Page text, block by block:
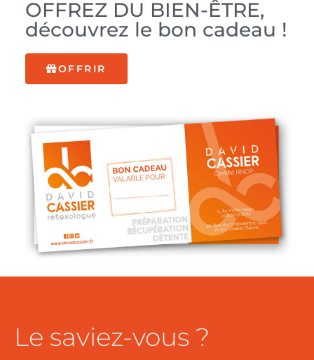
OFFREZ DU BIEN-ÊTRE,
découvrez le bon cadeau !
OFFRIR
Le saviez-vous ?